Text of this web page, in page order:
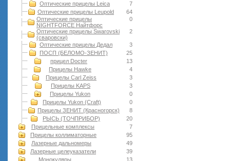
7
Оптические прицелы Leica
64
Оптические прицелы Leupold
0
Оптические прицелы
NIGHTFORCE Найтфорс
2
Оптические прицелы Swarovski
(сваровски)
3
Оптические прицелы Дедал
25
ПОСП (БЕЛОМО-ЗЕНИТ)
13
прицел Docter
4
Прицелы Hawke
3
Прицелы Carl Zeiss
3
Прицелы KAPS
0
Прицелы Yukon
0
Прицелы Yukon (Craft)
8
Прицелы ЗЕНИТ (Красногорск)
20
РЫСЬ (ТОЧПРИБОР)
7
Прицельные комплексы
95
Прицелы коллиматорные
49
Лазерные дальномеры
39
Лазерные целеуказатели
13
Монокуляры